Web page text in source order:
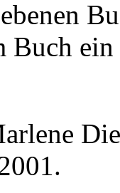
Buch